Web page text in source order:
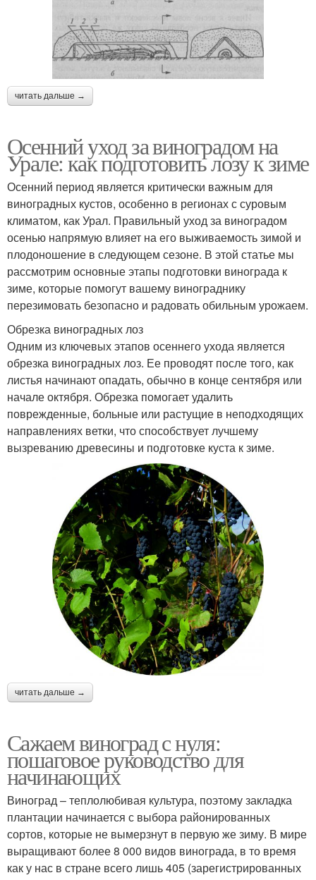
читать дальше →
Осенний уход за виноградом на
Урале: как подготовить лозу к зиме
Осенний период является критически важным для
виноградных кустов, особенно в регионах с суровым
климатом, как Урал. Правильный уход за виноградом
осенью напрямую влияет на его выживаемость зимой и
плодоношение в следующем сезоне. В этой статье мы
рассмотрим основные этапы подготовки винограда к
зиме, которые помогут вашему винограднику
перезимовать безопасно и радовать обильным урожаем.
Обрезка виноградных лоз
Одним из ключевых этапов осеннего ухода является
обрезка виноградных лоз. Ее проводят после того, как
листья начинают опадать, обычно в конце сентября или
начале октября. Обрезка помогает удалить
поврежденные, больные или растущие в неподходящих
направлениях ветки, что способствует лучшему
вызреванию древесины и подготовке куста к зиме.
читать дальше →
Сажаем виноград с нуля:
пошаговое руководство для
начинающих
Виноград – теплолюбивая культура, поэтому закладка
плантации начинается с выбора районированных
сортов, которые не вымерзнут в первую же зиму. В мире
выращивают более 8 000 видов винограда, в то время
как у нас в стране всего лишь 405 (зарегистрированных